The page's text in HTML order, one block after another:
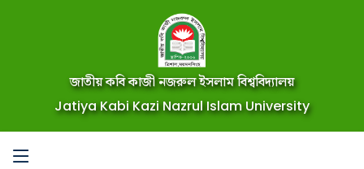
জাতীয় কবি কাজী নজরুল ইসলাম বিশ্ববিদ্যালয়
Jatiya Kabi Kazi Nazrul Islam University